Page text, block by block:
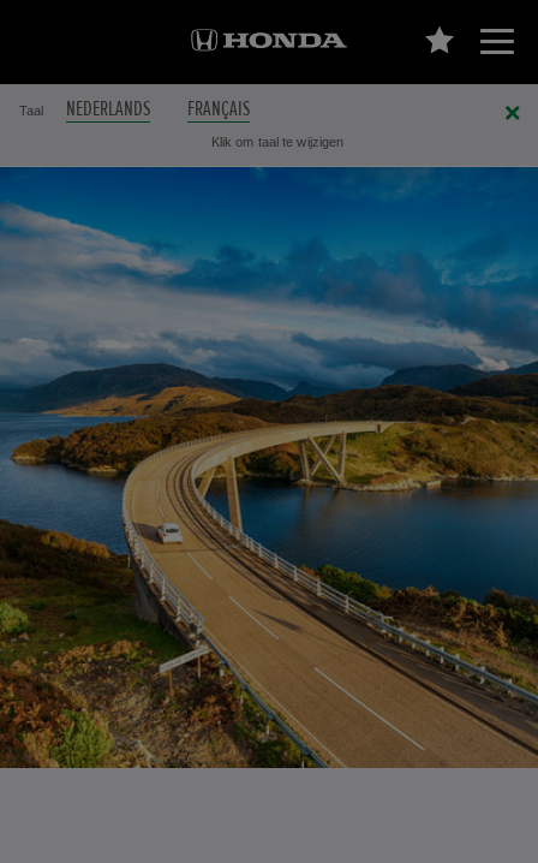
Taal NEDERLANDS FRANÇAIS
Klik om taal te wijzigen